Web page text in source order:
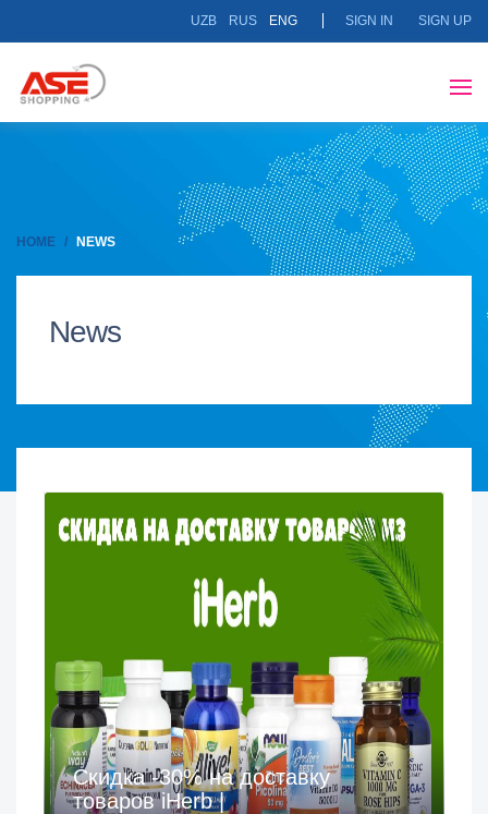
UZB RUS ENG SIGN IN SIGN UP
HOME NEWS
News
Скидка -30% на доставку
товаров iHerb |